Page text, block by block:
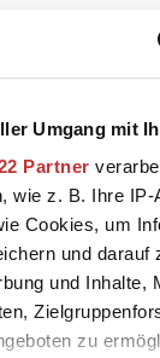
Umgang mit
Partner
wie z. B. Ihre
Cookies, um
und darauf
und Inhalte,
zu